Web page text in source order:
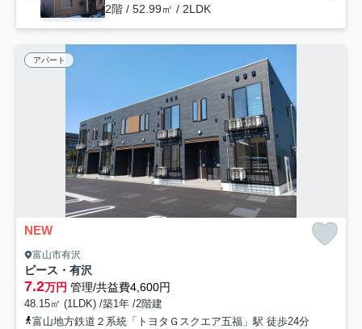
2階 / 52.99㎡ / 2LDK
アパート
NEW
富山市有沢
ピース・有沢
7.2万円 管理/共益費4,600円
48.15㎡ (1LDK) /築1年 /2階建
富山地方鉄道２系統「トヨタＧスクエア五福」駅 徒歩24分